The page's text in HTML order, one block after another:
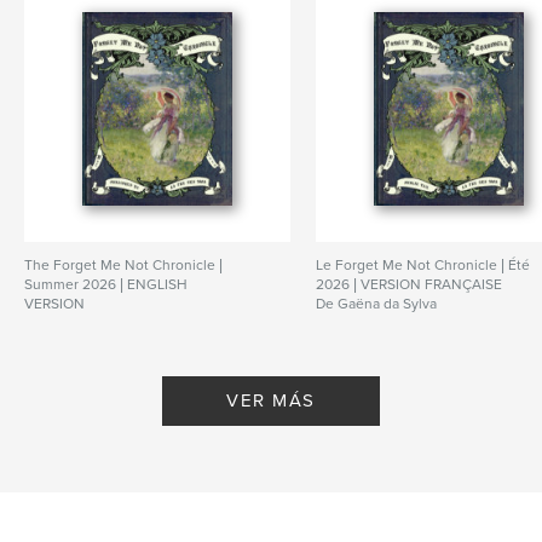
The Forget Me Not Chronicle |
Summer 2026 | ENGLISH
VERSION
Le Forget Me Not Chronicle | Été
2026 | VERSION FRANÇAISE
De Gaëna da Sylva
VER MÁS